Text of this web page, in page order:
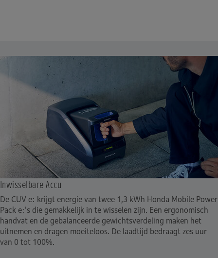
Inwisselbare Accu
De CUV e: krijgt energie van twee 1,3 kWh Honda Mobile Power
Pack e:'s die gemakkelijk in te wisselen zijn. Een ergonomisch
handvat en de gebalanceerde gewichtsverdeling maken het
uitnemen en dragen moeiteloos. De laadtijd bedraagt zes uur
van 0 tot 100%.